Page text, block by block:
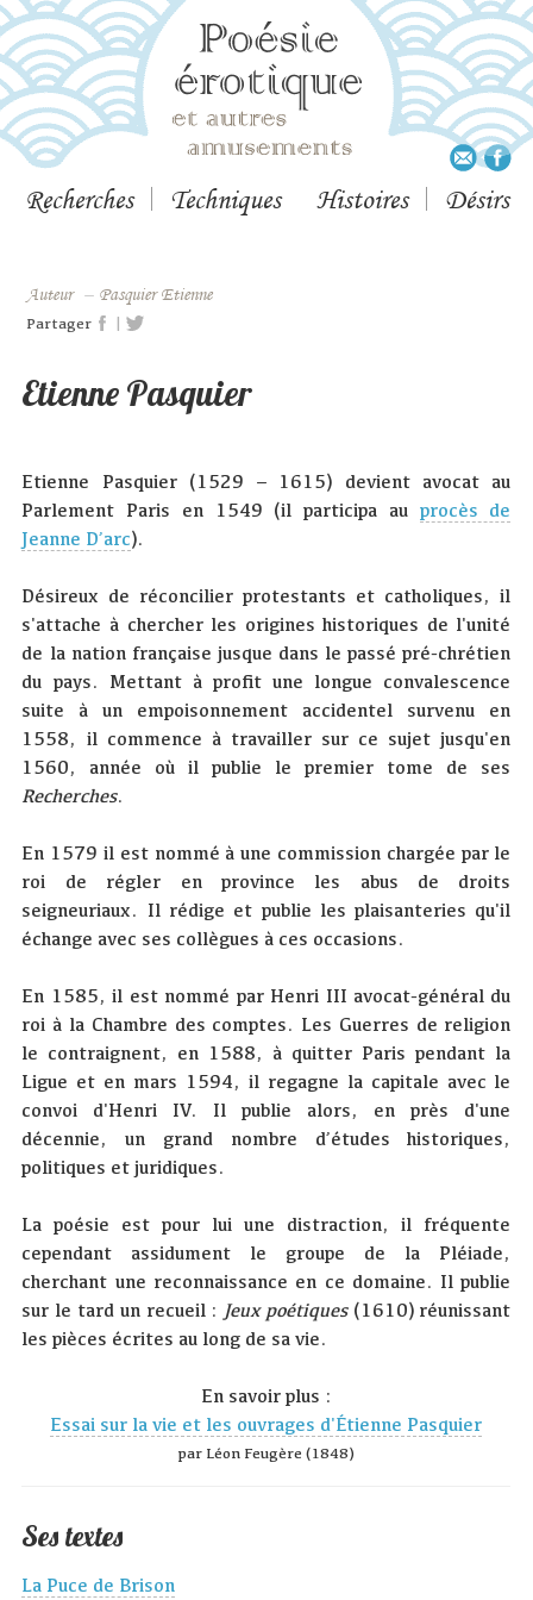
Recherches Techniques Histoires Désirs
Auteur – Pasquier Etienne
Partager |
Etienne Pasquier
Etienne Pasquier (1529 – 1615) devient avocat au
Parlement Paris en 1549 (il participa au procès de
Jeanne D’arc).
Désireux de réconcilier protestants et catholiques, il
s'attache à chercher les origines historiques de l'unité
de la nation française jusque dans le passé pré-chrétien
du pays. Mettant à profit une longue convalescence
suite à un empoisonnement accidentel survenu en
1558, il commence à travailler sur ce sujet jusqu'en
1560, année où il publie le premier tome de ses
Recherches.
En 1579 il est nommé à une commission chargée par le
roi de régler en province les abus de droits
seigneuriaux. Il rédige et publie les plaisanteries qu'il
échange avec ses collègues à ces occasions.
En 1585, il est nommé par Henri III avocat-général du
roi à la Chambre des comptes. Les Guerres de religion
le contraignent, en 1588, à quitter Paris pendant la
Ligue et en mars 1594, il regagne la capitale avec le
convoi d'Henri IV. Il publie alors, en près d'une
décennie, un grand nombre d’études historiques,
politiques et juridiques.
La poésie est pour lui une distraction, il fréquente
cependant assidument le groupe de la Pléiade,
cherchant une reconnaissance en ce domaine. Il publie
sur le tard un recueil : Jeux poétiques(1610) réunissant
les pièces écrites au long de sa vie.
En savoir plus :
Essai sur la vie et les ouvrages d'Étienne Pasquier
par Léon Feugère (1848)
Ses textes
La Puce de Brison